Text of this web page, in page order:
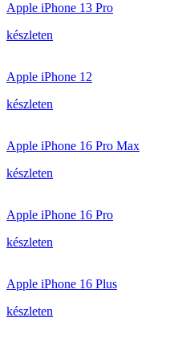
Apple iPhone 13 Pro
készleten
Apple iPhone 12
készleten
Apple iPhone 16 Pro Max
készleten
Apple iPhone 16 Pro
készleten
Apple iPhone 16 Plus
készleten